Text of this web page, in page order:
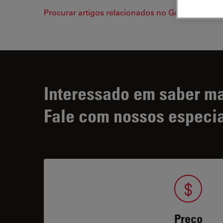
Procurar artigos relacionados no Google Scholar
Interessado em saber
Fale com nossos
Preço